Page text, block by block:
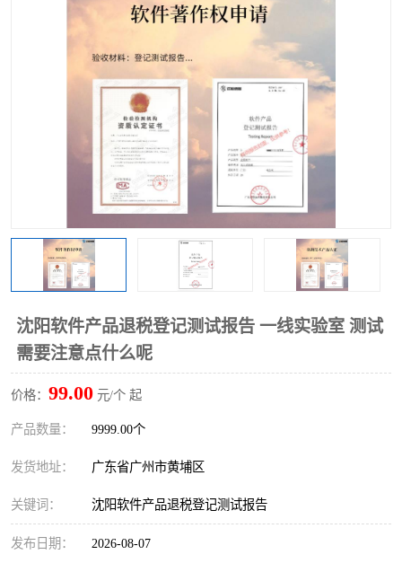
沈阳软件产品退税登记测试报告 一线实验室 测试
需要注意点什么呢
价格： 99.00 元/个 起
产品数量： 9999.00个
发货地址： 广东省广州市黄埔区
关键词： 沈阳软件产品退税登记测试报告
发布日期： 2026-08-07